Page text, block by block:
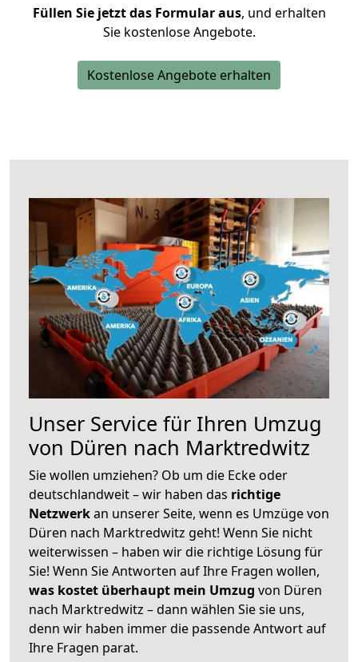
Füllen Sie jetzt das Formular aus, und erhalten
Sie kostenlose Angebote.
Kostenlose Angebote erhalten
Unser Service für Ihren Umzug
von Düren nach Marktredwitz
Sie wollen umziehen? Ob um die Ecke oder
deutschlandweit – wir haben das richtige
Netzwerkan unserer Seite, wenn es Umzüge von
Düren nach Marktredwitz geht! Wenn Sie nicht
weiterwissen – haben wir die richtige Lösung für
Sie! Wenn Sie Antworten auf Ihre Fragen wollen,
was kostet überhaupt mein Umzug von Düren
nach Marktredwitz – dann wählen Sie sie uns,
denn wir haben immer die passende Antwort auf
Ihre Fragen parat.